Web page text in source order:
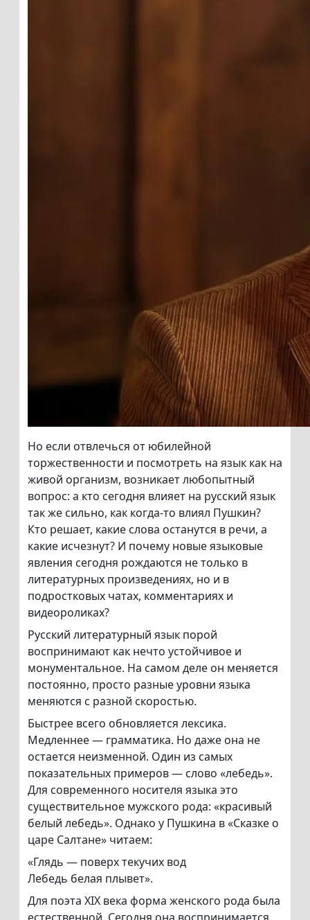
Но если отвлечься от юбилейной
торжественности и посмотреть на язык как на
живой организм, возникает любопытный
вопрос: а кто сегодня влияет на русский язык
так же сильно, как когда-то влиял Пушкин?
Кто решает, какие слова останутся в речи, а
какие исчезнут? И почему новые языковые
явления сегодня рождаются не только в
литературных произведениях, но и в
подростковых чатах, комментариях и
видеороликах?
Русский литературный язык порой
воспринимают как нечто устойчивое и
монументальное. На самом деле он меняется
постоянно, просто разные уровни языка
меняются с разной скоростью.
Быстрее всего обновляется лексика.
Медленнее — грамматика. Но даже она не
остается неизменной. Один из самых
показательных примеров — слово «лебедь».
Для современного носителя языка это
существительное мужского рода: «красивый
белый лебедь». Однако у Пушкина в «Сказке о
царе Салтане» читаем:
«Глядь — поверх текучих вод
Лебедь белая плывет».
Для поэта XIX века форма женского рода была